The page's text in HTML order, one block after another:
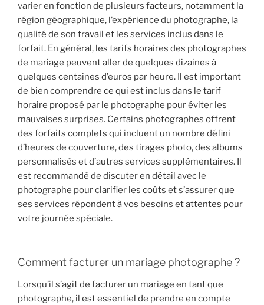
varier en fonction de plusieurs facteurs, notamment la
région géographique, l’expérience du photographe, la
qualité de son travail et les services inclus dans le
forfait. En général, les tarifs horaires des photographes
de mariage peuvent aller de quelques dizaines à
quelques centaines d’euros par heure. Il est important
de bien comprendre ce qui est inclus dans le tarif
horaire proposé par le photographe pour éviter les
mauvaises surprises. Certains photographes offrent
des forfaits complets qui incluent un nombre défini
d’heures de couverture, des tirages photo, des albums
personnalisés et d’autres services supplémentaires. Il
est recommandé de discuter en détail avec le
photographe pour clarifier les coûts et s’assurer que
ses services répondent à vos besoins et attentes pour
votre journée spéciale.
Comment facturer un mariage photographe ?
Lorsqu’il s’agit de facturer un mariage en tant que
photographe, il est essentiel de prendre en compte